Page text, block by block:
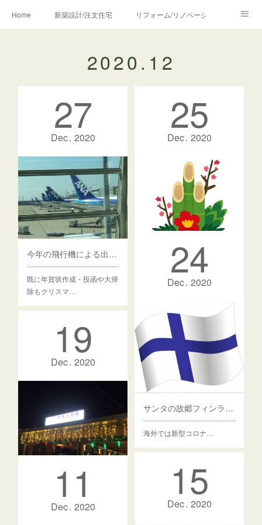
Home 新築設計/注文住宅 リフォーム/リノベーション
お問合せ/アクセス
メディア・講師・執筆・SNS関連
2020. 12
27
Dec 2020
今年の飛行機による出張は・・
既に年賀状作成・投函や大掃
除もクリスマ…
25
Dec 2020
2020-2021…
24
Dec 2020
サンタの故郷フィンランド
海外では新型コロナ…
19
Dec 2020
茨城県常陸太田市へ
今週は仕事… 15
Dec 2020
11
Dec 2020